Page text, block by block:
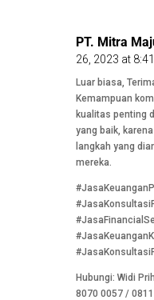
PT. Mitra
26, 2023 at
Luar biasa,
Kemampuan
kualitas penting
yang baik,
langkah yang
mereka.
Hubungi: Widi
8070 0057 /